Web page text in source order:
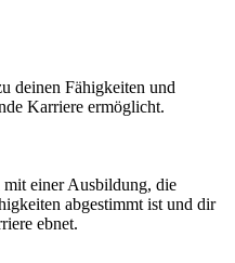
deinen Fähigkeiten und
Karriere ermöglicht.
einer Ausbildung, die
abgestimmt ist und dir
ebnet.